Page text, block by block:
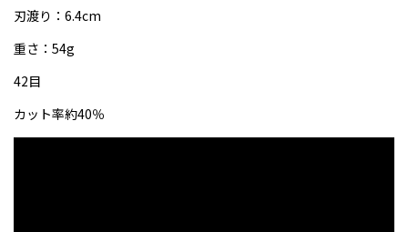
刃渡り：6.4cm
重さ：54g
42目
カット率約40％